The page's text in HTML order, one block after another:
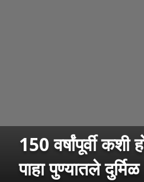
150 वर्षांपूर्वी कशी
पाहा पुण्यातले